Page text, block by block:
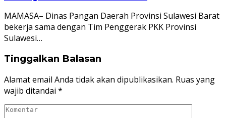
MAMASA– Dinas Pangan Daerah Provinsi Sulawesi Barat
bekerja sama dengan Tim Penggerak PKK Provinsi
Sulawesi…
Tinggalkan Balasan
Alamat email Anda tidak akan dipublikasikan. Ruas yang
wajib ditandai *